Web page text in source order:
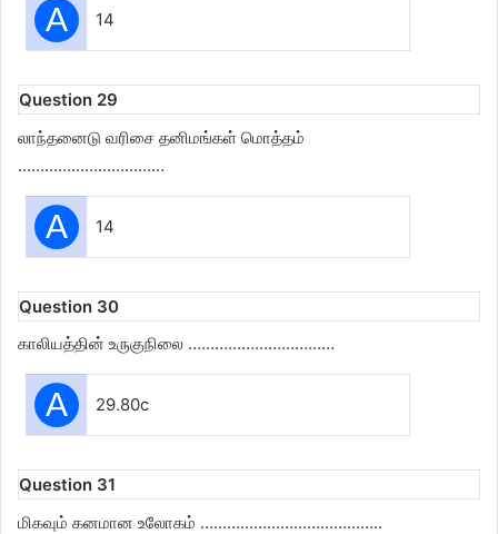
A 14
Question 29
லாந்தனைடு வரிசை தனிமங்கள் மொத்தம்
……………………………
A 14
Question 30
காலியத்தின் உருகுநிலை ……………………………
A 29.80c
Question 31
மிகவும் கனமான உலோகம் …………………………………..